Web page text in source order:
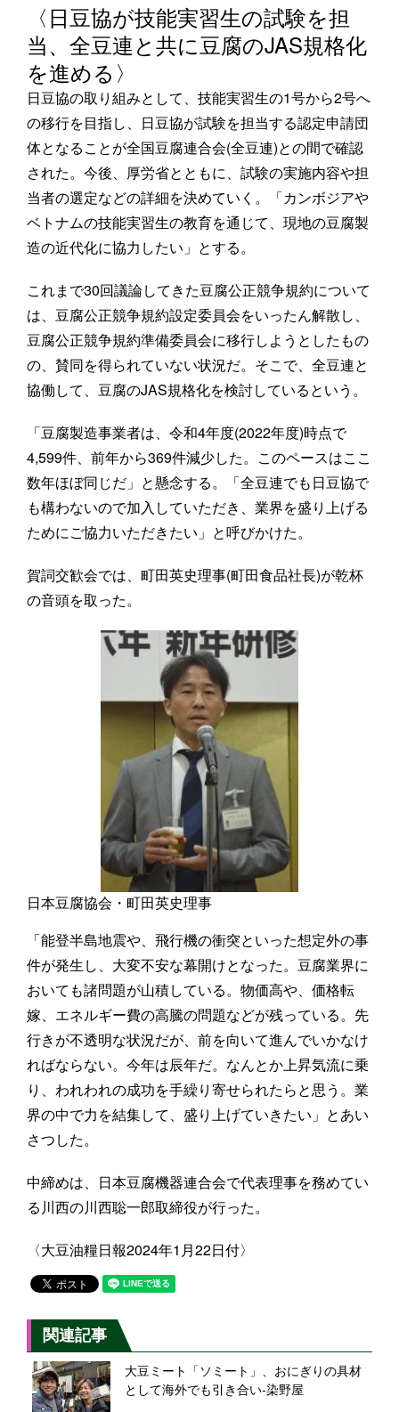
〈日豆協が技能実習生の試験を担
当、全豆連と共に豆腐のJAS規格化
を進める〉
日豆協の取り組みとして、技能実習生の1号から2号へ
の移行を目指し、日豆協が試験を担当する認定申請団
体となることが全国豆腐連合会(全豆連)との間で確認
された。今後、厚労省とともに、試験の実施内容や担
当者の選定などの詳細を決めていく。「カンボジアや
ベトナムの技能実習生の教育を通じて、現地の豆腐製
造の近代化に協力したい」とする。
これまで30回議論してきた豆腐公正競争規約について
は、豆腐公正競争規約設定委員会をいったん解散し、
豆腐公正競争規約準備委員会に移行しようとしたもの
の、賛同を得られていない状況だ。そこで、全豆連と
協働して、豆腐のJAS規格化を検討しているという。
「豆腐製造事業者は、令和4年度(2022年度)時点で
4,599件、前年から369件減少した。このペースはここ
数年ほぼ同じだ」と懸念する。「全豆連でも日豆協で
も構わないので加入していただき、業界を盛り上げる
ためにご協力いただきたい」と呼びかけた。
賀詞交歓会では、町田英史理事(町田食品社長)が乾杯
の音頭を取った。
日本豆腐協会・町田英史理事
「能登半島地震や、飛行機の衝突といった想定外の事
件が発生し、大変不安な幕開けとなった。豆腐業界に
おいても諸問題が山積している。物価高や、価格転
嫁、エネルギー費の高騰の問題などが残っている。先
行きが不透明な状況だが、前を向いて進んでいかなけ
ればならない。今年は辰年だ。なんとか上昇気流に乗
り、われわれの成功を手繰り寄せられたらと思う。業
界の中で力を結集して、盛り上げていきたい」とあい
さつした。
中締めは、日本豆腐機器連合会で代表理事を務めてい
る川西の川西聡一郎取締役が行った。
〈大豆油糧日報2024年1月22日付〉
関連記事
大豆ミート「ソミート」、おにぎりの具材
として海外でも引き合い-染野屋